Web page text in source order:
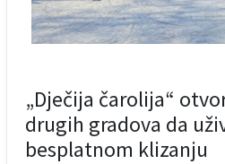
„Dječija čarolija“
drugih gradova da
besplatnom klizanju